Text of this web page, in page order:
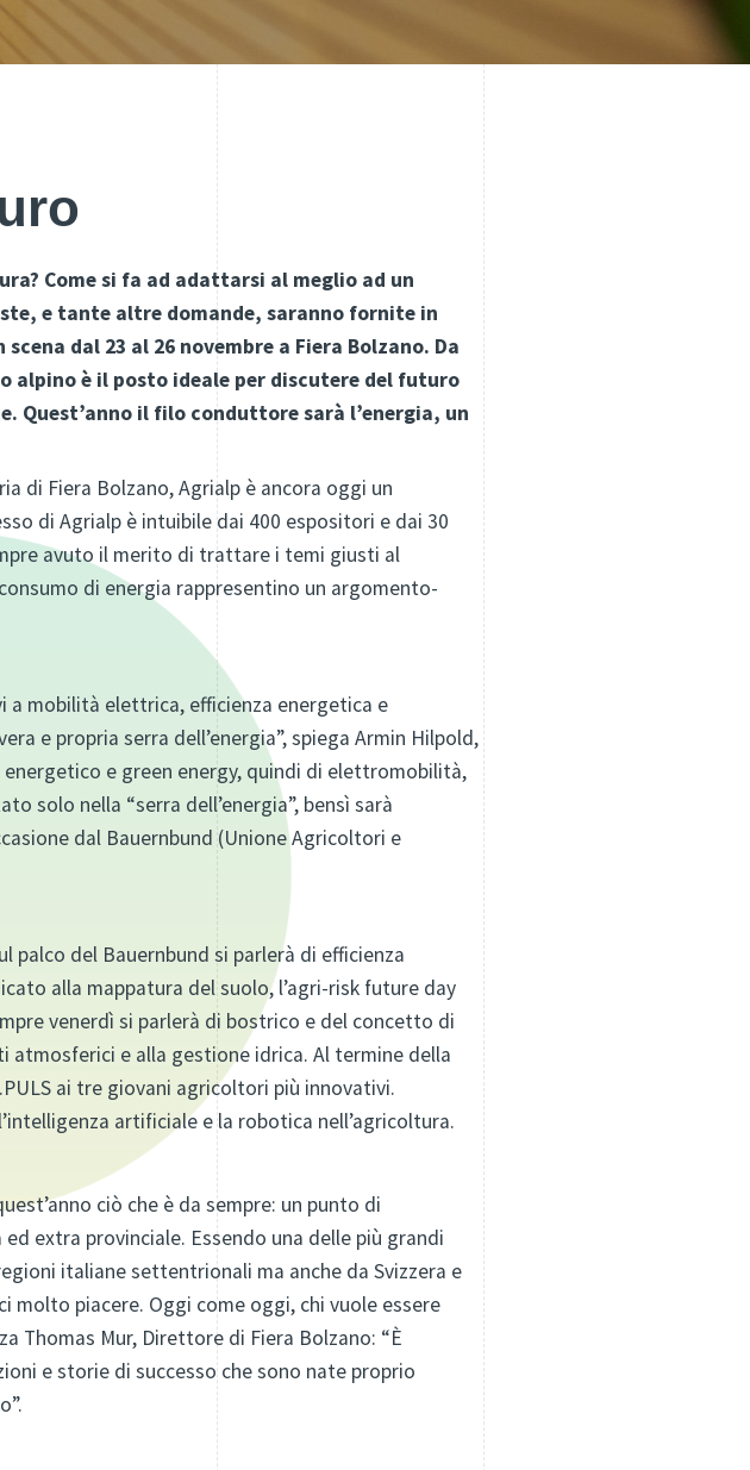
Come si fa ad adattarsi al meglio ad un
e tante altre domande, saranno fornite in
dal 23 al 26 novembre a Fiera Bolzano. Da
alpino è il posto ideale per discutere del futuro
il filo conduttore sarà l’energia, un
di Fiera Bolzano, Agrialp è ancora oggi un
di Agrialp è intuibile dai 400 espositori e dai 30
avuto il merito di trattare i temi giusti al
di energia rappresentino un argomento-
a mobilità elettrica, efficienza energetica e
e propria serra dell’energia”, spiega Armin Hilpold,
e green energy, quindi di elettromobilità,
solo nella “serra dell’energia”, bensì sarà
dal Bauernbund (Unione Agricoltori e
palco del Bauernbund si parlerà di efficienza
alla mappatura del suolo, l’agri-risk future day
venerdì si parlerà di bostrico e del concetto di
e alla gestione idrica. Al termine della
ai tre giovani agricoltori più innovativi.
artificiale e la robotica nell’agricoltura.
ciò che è da sempre: un punto di
extra provinciale. Essendo una delle più grandi
italiane settentrionali ma anche da Svizzera e
molto piacere. Oggi come oggi, chi vuole essere
Thomas Mur, Direttore di Fiera Bolzano: “È
e storie di successo che sono nate proprio